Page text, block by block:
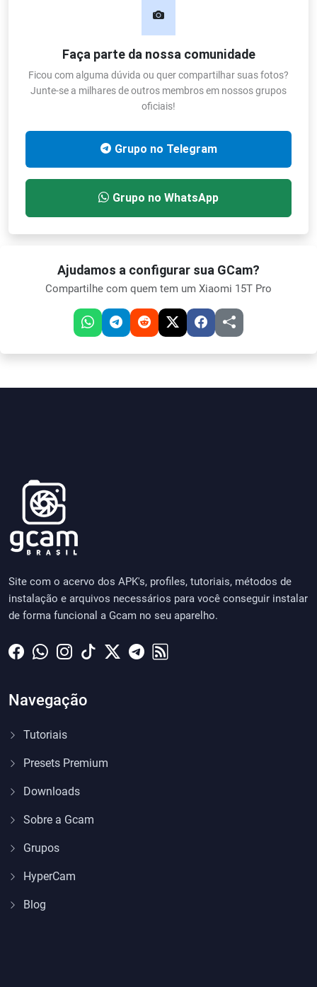
Faça parte da nossa comunidade
Ficou com alguma dúvida ou quer compartilhar suas fotos?
Junte-se a milhares de outros membros em nossos grupos
oficiais!
Grupo no Telegram
Grupo no WhatsApp
Ajudamos a configurar sua GCam?
Compartilhe com quem tem um Xiaomi 15T Pro
Site com o acervo dos APK's, profiles, tutoriais, métodos de
instalação e arquivos necessários para você conseguir instalar
de forma funcional a Gcam no seu aparelho.
Navegação
Tutoriais
Presets Premium
Downloads
Sobre a Gcam
Grupos
HyperCam
Blog